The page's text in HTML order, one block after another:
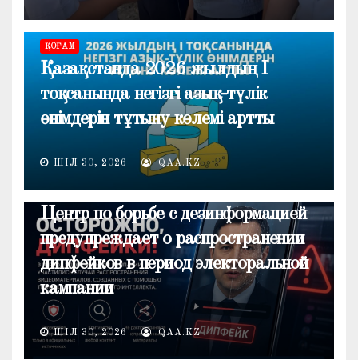
ҚОҒАМ
Қазақстанда 2026 жылдың I
тоқсанында негізгі азық-түлік
өнімдерін тұтыну көлемі артты
ШІЛ 30, 2026 QAA.KZ
ОБЩЕСТВО
Центр по борьбе с дезинформацией
предупреждает о распространении
дипфейков в период электоральной
кампании
ШІЛ 30, 2026 QAA.KZ